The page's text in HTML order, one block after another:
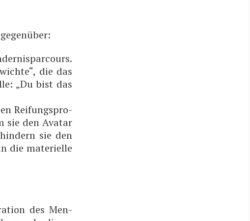
die das
„Du bist das
Rei­fungs­pro­
sie den Ava­tar
sie den
die mate­ri­el­le
des Men­